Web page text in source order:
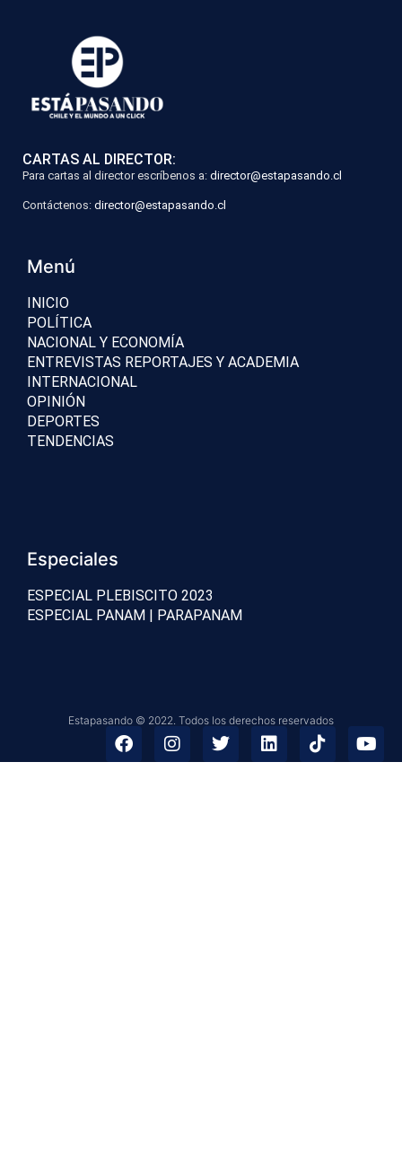
CARTAS AL DIRECTOR:
Para cartas al director escríbenos a: director@estapasando.cl
Contáctenos: director@estapasando.cl
Menú
INICIO
POLÍTICA
NACIONAL Y ECONOMÍA
ENTREVISTAS REPORTAJES Y ACADEMIA
INTERNACIONAL
OPINIÓN
DEPORTES
TENDENCIAS
Especiales
ESPECIAL PLEBISCITO 2023
ESPECIAL PANAM | PARAPANAM
Estapasando © 2022. Todos los derechos reservados